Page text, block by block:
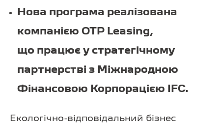
Нова програма реалізована
компанією OTP Leasing,
що працює у стратегічному
партнерстві з Міжнародною
Фінансовою Корпорацією IFC.
Екологічно-відповідальний бізнес